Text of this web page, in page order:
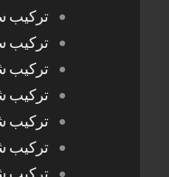
تركيب
تركيب
تركيب
تركيب
تركيب
تركيب
تركيب